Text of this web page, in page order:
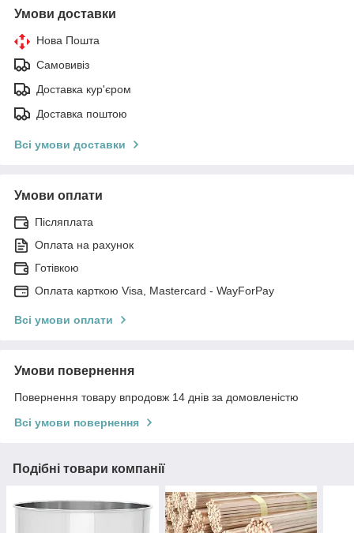
Умови доставки
Нова Пошта
Самовивіз
Доставка кур'єром
Доставка поштою
Всі умови доставки
Умови оплати
Післяплата
Оплата на рахунок
Готівкою
Оплата карткою Visa, Mastercard - WayForPay
Всі умови оплати
Умови повернення
Повернення товару впродовж 14 днів за домовленістю
Всі умови повернення
Подібні товари компанії